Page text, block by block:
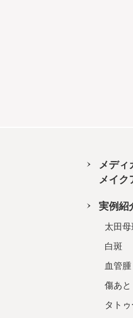
メディ
メイク
実例紹
太田母
白斑
血管腫
傷あと
タトゥ